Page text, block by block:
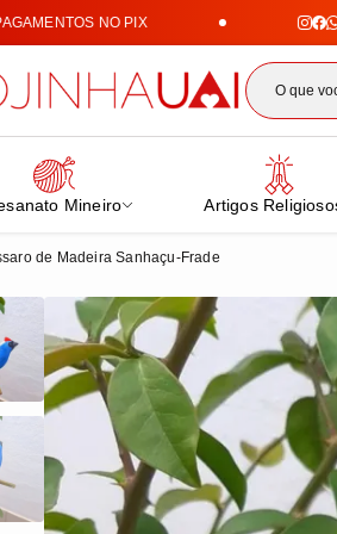
NO PIX
Mineiro Artigos
de Madeira Sanhaçu-Frade